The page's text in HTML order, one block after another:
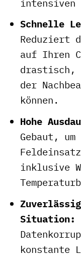
intensiven
Schnelle
Reduziert
auf Ihren
drastisch,
der
können.
Hohe
Gebaut,
inklusive
Situation:
konstante